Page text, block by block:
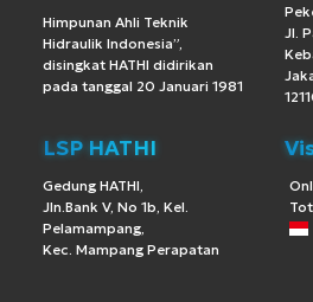
Himpunan Ahli Teknik
Hidraulik Indonesia”,
disingkat HATHI didirikan
pada tanggal 20 Januari 1981
Jl.
LSP HATHI
Gedung HATHI,
Jln.Bank V, No 1b, Kel.
Pelamampang,
Kec. Mampang Perapatan